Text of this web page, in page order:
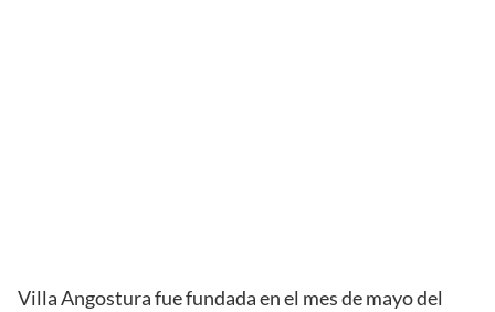
Villa Angostura fue fundada en el mes de mayo del